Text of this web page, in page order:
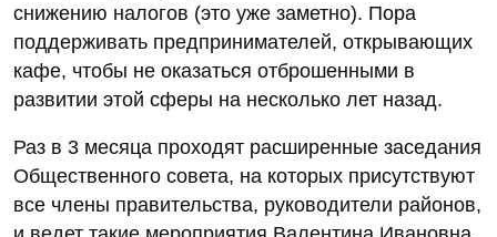
снижению налогов (это уже заметно). Пора
поддерживать предпринимателей, открывающих
кафе, чтобы не оказаться отброшенными в
развитии этой сферы на несколько лет назад.
Раз в 3 месяца проходят расширенные заседания
Общественного совета, на которых присутствуют
все члены правительства, руководители районов,